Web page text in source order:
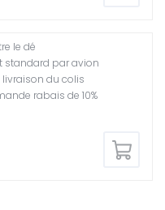
le dé
standard par avion
livraison du colis
rabais de 10%